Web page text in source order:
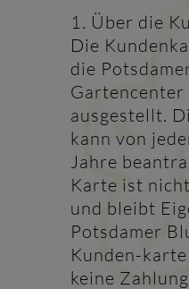
1. Über die
Die
die
ausgestellt.
kann von
Jahre
Karte ist
und bleibt
Potsdamer
Kunden-
keine